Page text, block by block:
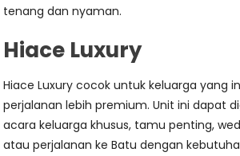
tenang dan nyaman.
Hiace Luxury
Hiace Luxury cocok untuk keluarga yang
perjalanan lebih premium. Unit ini dapat
acara keluarga khusus, tamu penting,
atau perjalanan ke Batu dengan